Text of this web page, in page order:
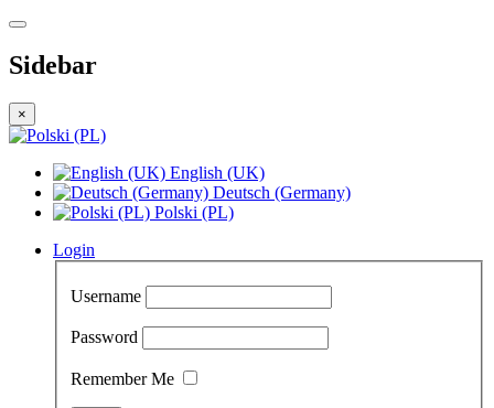
Sidebar
×
English (UK)
Deutsch (Germany)
Polski (PL)
Login
Username
Password
Remember Me